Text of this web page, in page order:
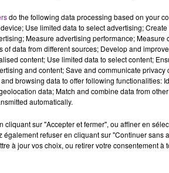
Monsieur le Maire tout au long de
l'occupation du site ».
le résultat d’un travail de
elle estime que «ce dénouement
communauté présente, ainsi qu’à la
agents et de la police municipale
do the following data processing based on your
Use limited data to select advertising;
Measure advertising performance;
of data from different sources; Develop and
content; Use limited data to select content;
and content; Save and communicate
browsing data to offer following functionalities:
data; Match and combine data from
automatically.
cliquant sur "Accepter et fermer", ou affiner en
également refuser en cliquant sur "Continuer
à jour vos choix, ou retirer votre consentement